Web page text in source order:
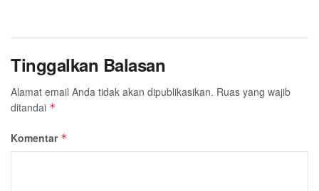
Tinggalkan Balasan
Alamat email Anda tidak akan dipublikasikan. Ruas yang wajib
ditandai *
Komentar *